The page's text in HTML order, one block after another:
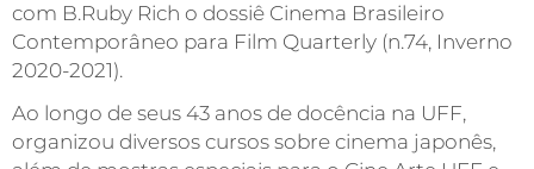
com B.Ruby Rich o dossiê Cinema Brasileiro
Contemporâneo para Film Quarterly (n.74, Inverno
2020-2021).
Ao longo de seus 43 anos de docência na UFF,
organizou diversos cursos sobre cinema japonês,